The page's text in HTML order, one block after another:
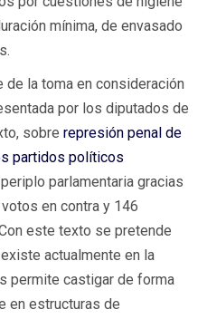
mínima, de envasado
de la toma en consideración
por los diputados de
sobre represión penal de
partidos políticos
parlamentaria gracias
en contra y 146
este texto se pretende
actualmente en la
permite castigar de forma
en estructuras de